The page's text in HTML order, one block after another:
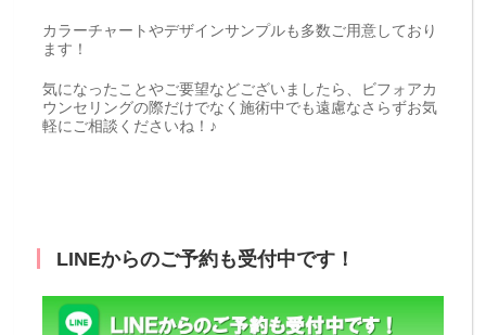
カラーチャートやデザインサンプルも多数ご用意しており
ます！
気になったことやご要望などございましたら、ビフォアカ
ウンセリングの際だけでなく施術中でも遠慮なさらずお気
軽にご相談くださいね！♪
LINEからのご予約も受付中です！